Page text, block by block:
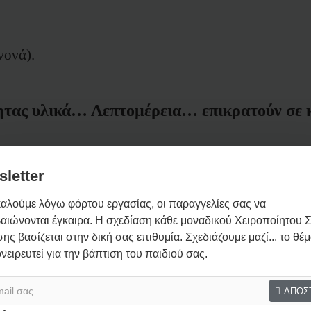
λόγω φόρτου εργασίας, οι παραγγελίες σας να
έγκαιρα. Η σχεδίαση κάθε μοναδικού Χειροποίητου
βασίζεται στην δική σας επιθυμία. Σχεδιάζουμε μαζί... το
για την βάπτιση του παιδιού σας.
υλικά… Λεπτομέρεια… επικρατούν σε
στο πιο Παραμυθένιο Μοναδικό Σετ Βάπτισης
και διαμορφώνονται ΑΠΟΚΛΕΙΣΤΙΚΑ για
ΘΕΜΑ και στοιχεία που εσείς
λεπτομέρειες πρέπει να είναι αναμενόμενες.